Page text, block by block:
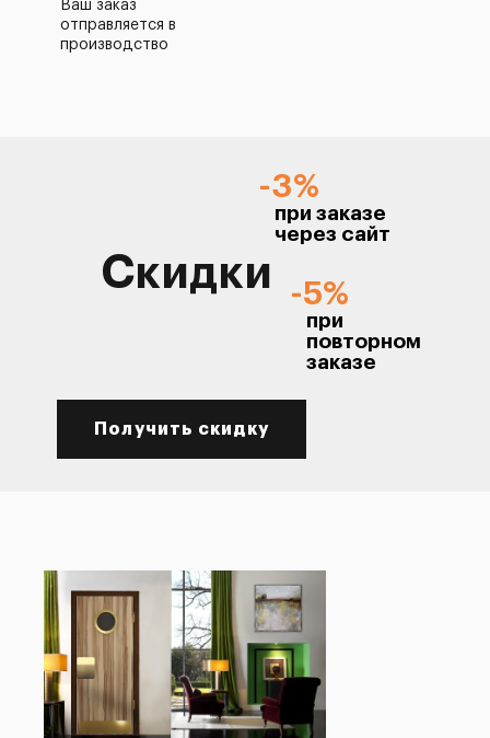
Ваш заказ
отправляется в
производство
Скидки
-3%
при заказе
через сайт
-5%
при
повторном
заказе
Получить скидку